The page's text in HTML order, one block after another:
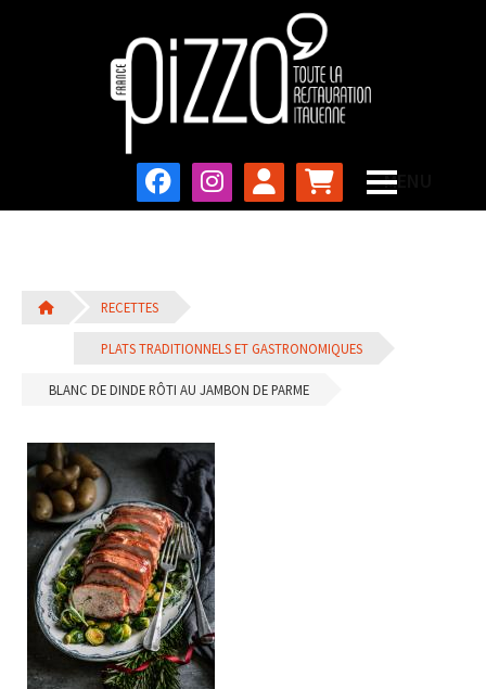
RECETTES
PLATS TRADITIONNELS ET GASTRONOMIQUES
BLANC DE DINDE RÔTI AU JAMBON DE PARME